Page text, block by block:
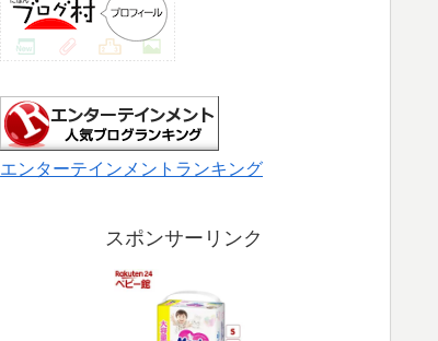
エンターテインメントランキング
スポンサーリンク